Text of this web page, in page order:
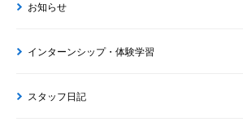
お知らせ
インターンシップ・体験学習
スタッフ日記